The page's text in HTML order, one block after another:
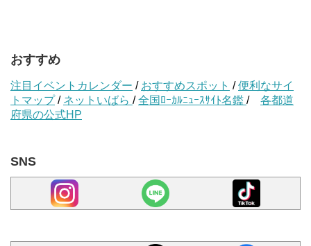
おすすめ
注目イベントカレンダー / おすすめスポット /便利なサイ
トマップ/ ネットいばら /全国ﾛｰｶﾙﾆｭｰｽｻｲﾄ名鑑 / 各都道
府県の公式HP
SNS